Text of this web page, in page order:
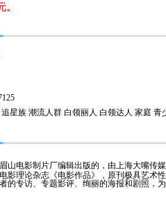
。
星族 潮流人群 白领丽人 白领达人 家庭 青
山电影制片厂编辑出版的，由上海大嘴传
电影理论杂志《电影作品》，原刊极具艺
的专访、专题影评、绚丽的海报和剧照，